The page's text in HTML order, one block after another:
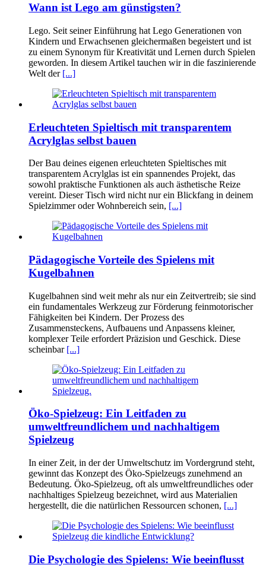
Wann ist Lego am günstigsten?
Lego. Seit seiner Einführung hat Lego Generationen von
Kindern und Erwachsenen gleichermaßen begeistert und ist
zu einem Synonym für Kreativität und Lernen durch Spielen
geworden. In diesem Artikel tauchen wir in die faszinierende
Welt der [...]
Erleuchteten Spieltisch mit transparentem
Acrylglas selbst bauen
Der Bau deines eigenen erleuchteten Spieltisches mit
transparentem Acrylglas ist ein spannendes Projekt, das
sowohl praktische Funktionen als auch ästhetische Reize
vereint. Dieser Tisch wird nicht nur ein Blickfang in deinem
Spielzimmer oder Wohnbereich sein, [...]
Pädagogische Vorteile des Spielens mit
Kugelbahnen
Kugelbahnen sind weit mehr als nur ein Zeitvertreib; sie sind
ein fundamentales Werkzeug zur Förderung feinmotorischer
Fähigkeiten bei Kindern. Der Prozess des
Zusammensteckens, Aufbauens und Anpassens kleiner,
komplexer Teile erfordert Präzision und Geschick. Diese
scheinbar [...]
Öko-Spielzeug: Ein Leitfaden zu
umweltfreundlichem und nachhaltigem
Spielzeug
In einer Zeit, in der der Umweltschutz im Vordergrund steht,
gewinnt das Konzept des Öko-Spielzeugs zunehmend an
Bedeutung. Öko-Spielzeug, oft als umweltfreundliches oder
nachhaltiges Spielzeug bezeichnet, wird aus Materialien
hergestellt, die die natürlichen Ressourcen schonen, [...]
Die Psychologie des Spielens: Wie beeinflusst